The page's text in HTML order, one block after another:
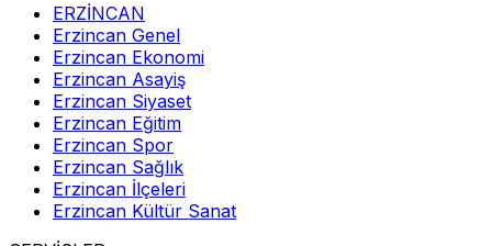
ERZİNCAN
Erzincan Genel
Erzincan Ekonomi
Erzincan Asayiş
Erzincan Siyaset
Erzincan Eğitim
Erzincan Spor
Erzincan Sağlık
Erzincan İlçeleri
Erzincan Kültür Sanat